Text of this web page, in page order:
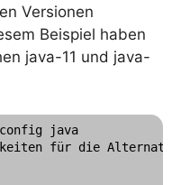
Versionen
Beispiel haben
java-11 und java-
java
für die